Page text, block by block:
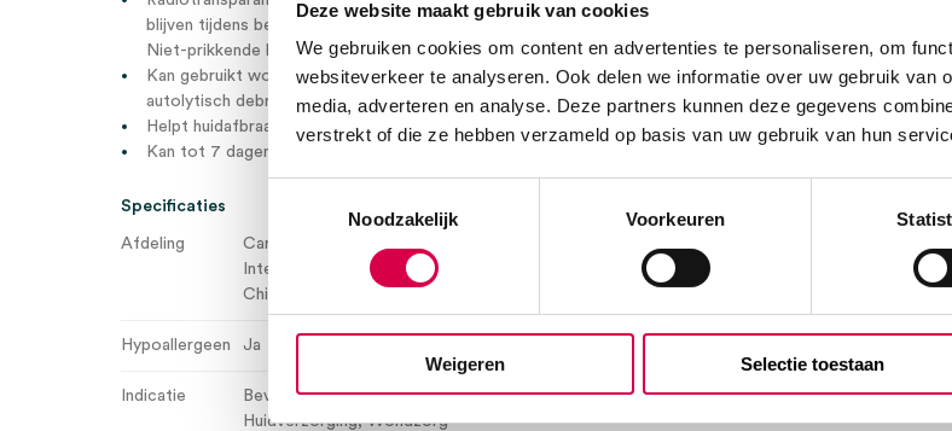
Deze website maakt gebruik van cookies
We gebruiken cookies om content en advertenties te personaliseren, om
websiteverkeer te analyseren. Ook delen we informatie over uw gebruik van
media, adverteren en analyse. Deze partners kunnen deze gegevens
verstrekt of die ze hebben verzameld op basis van uw gebruik van hun
Noodzakelijk
Voorkeuren
Weigeren Selectie toestaan
blijven tijdens bestralingstherapie. Het verband, met of zonder 3M™ Cavilon™
Niet-prikkende barrièrefilm (CNSBF), werkt niet als bolusmateriaal.
Kan gebruikt worden om een vochtige wondomgeving te handhaven en
autolytisch debridement te bevorderen
Helpt huidafbraak door frictie te voorkomen.
Kan tot 7 dagen blijven zitten (of eerder volgens ziekenhuisprotocol)
Specificaties
Afdeling Cardiovasculair
Intensive Care
, Medisch-chirurgisch
, Operatiekamer-
Chirurgie
Hypoallergeen Ja
Indicatie Bevestiging verband en hulpmiddelen, I.V. gerelateerd, Decubitus,
Huidverzorging, Wondzorg